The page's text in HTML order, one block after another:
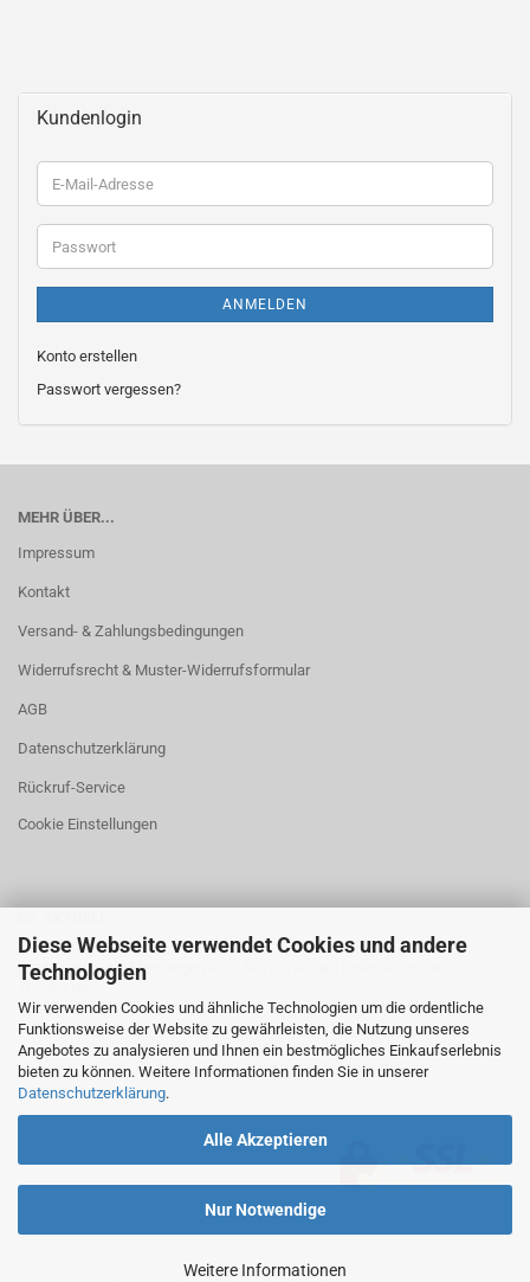
Diese Webseite verwendet Cookies und andere
Technologien
Wir verwenden Cookies und ähnliche Technologien um die ordentliche
Funktionsweise der Website zu gewährleisten, die Nutzung unseres
Angebotes zu analysieren und Ihnen ein bestmögliches Einkaufserlebnis
bieten zu können. Weitere Informationen finden Sie in unserer
Datenschutzerklärung.
Alle Akzeptieren
Nur Notwendige
Weitere Informationen
Kundenlogin
E-
Mail-
Adresse
Passwort
ANMELDEN
Konto erstellen
Passwort vergessen?
MEHR ÜBER...
Impressum
Kontakt
Versand- & Zahlungsbedingungen
Widerrufsrecht & Muster-Widerrufsformular
AGB
Datenschutzerklärung
Rückruf-Service
Cookie Einstellungen
Neuigkeiten und Meinungen auch täglich aktuell unter